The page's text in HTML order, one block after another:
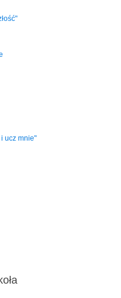
ucz mnie"